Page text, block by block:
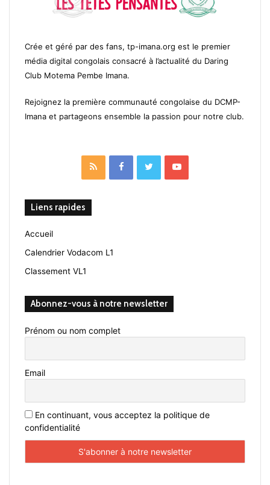
Crée et géré par des fans, tp-imana.org est le premier
média digital congolais consacré à l’actualité du Daring
Club Motema Pembe Imana.
Rejoignez la première communauté congolaise du DCMP-
Imana et partageons ensemble la passion pour notre club.
RSS FacebookTwitterYouTube
Liens rapides
Accueil
Calendrier Vodacom L1
Classement VL1
Abonnez-vous à notre newsletter
Prénom ou nom complet
Email
En continuant, vous acceptez la politique de
confidentialité